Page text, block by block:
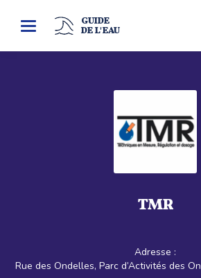
Toggle
GUIDE
DE L'EAU
TMR
Adresse :
Rue des Ondelles, Parc d’Activités des